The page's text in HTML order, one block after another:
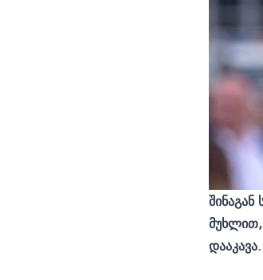
მუხლით,
დააკავა.